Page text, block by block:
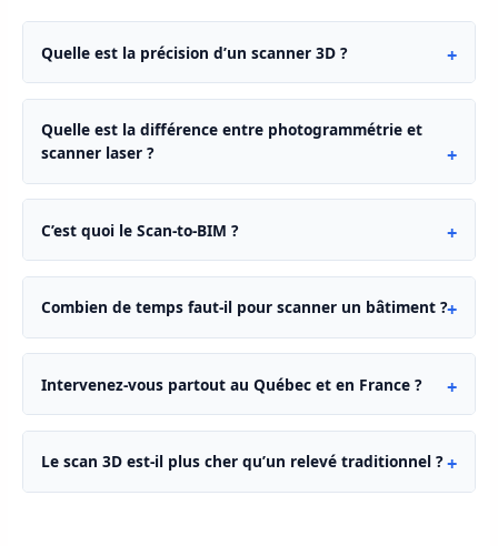
Quelle est la précision d’un scanner 3D ?
Quelle est la différence entre photogrammétrie et
scanner laser ?
C’est quoi le Scan-to-BIM ?
Combien de temps faut-il pour scanner un bâtiment ?
Intervenez-vous partout au Québec et en France ?
Le scan 3D est-il plus cher qu’un relevé traditionnel ?